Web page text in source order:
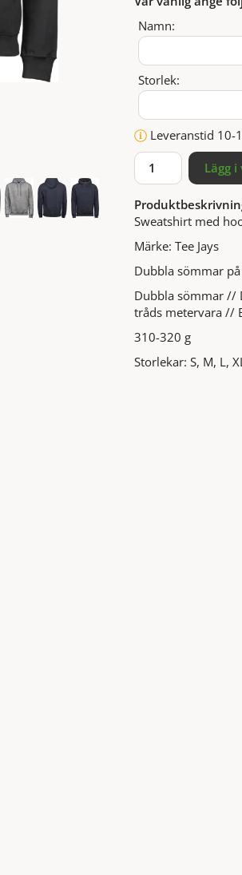
Namn:
Storlek:
Leveranstid 10-
Lägg
Sweatshirt med
Märke: Tee Jays
Dubbla sömmar
Dubbla sömmar //
tråds metervara //
310-320 g
Storlekar: S, M, L,